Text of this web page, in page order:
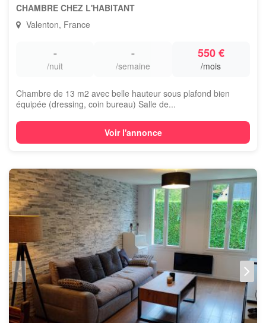
CHAMBRE CHEZ L'HABITANT
Valenton, France
-
/nuit
-
/semaine
550 €
/mois
Chambre de 13 m2 avec belle hauteur sous plafond bien
équipée (dressing, coin bureau) Salle de...
Voir l'annonce